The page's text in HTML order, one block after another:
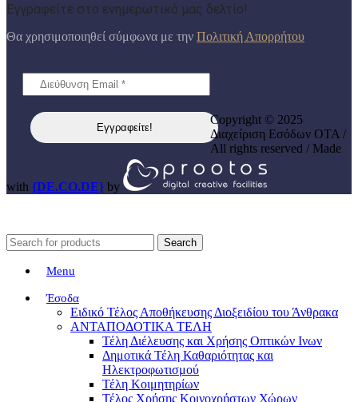
Εγγραφείτε στο ενημερωτικό μας δελτίο!
Θα χρησιμοποιηθεί σύμφωνα με την Πολιτική Απορρήτου
Copyright © 2025
Διαχείριση Εσόδων ΟΤΑ /
All rights reserved / Made
with {DE.CO.DE} by
Search
Menu
Έσοδα
Ειδικό Τέλος Αποθήκευσης Διοξειδίου του Άνθρακα
ΑΝΤΑΠΟΔΟΤΙΚΑ ΤΕΛΗ
Τέλη Διέλευσης και Χρήσης Οπτικών Ινων
Δημοτικά Τέλη Καθαριότητας και
Ηλεκτροφωτισμού
Τέλη Κοιμητηρίων
Τέλος Χρήσης Κοινοχρήστων Χώρων